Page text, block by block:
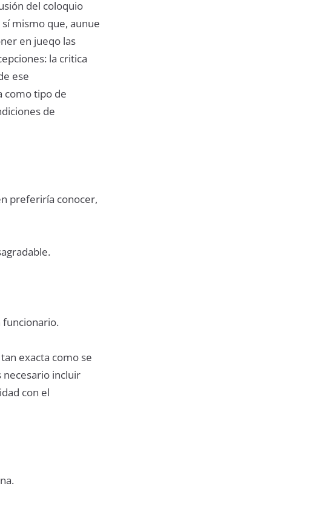
del coloquio
mismo que, aunue
en jueqo las
la critica
ese
como tipo de
de
preferiría conocer,
funcionario.
exacta como se
necesario incluir
con el